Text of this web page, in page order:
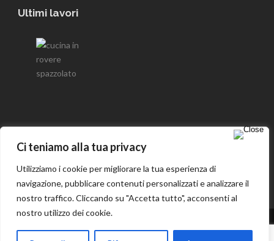
Ci teniamo alla tua privacy
Utilizziamo i cookie per migliorare la tua esperienza di
navigazione, pubblicare contenuti personalizzati e analizzare il
nostro traffico. Cliccando su "Accetta tutto", acconsenti al
nostro utilizzo dei cookie.
Ultimi lavori